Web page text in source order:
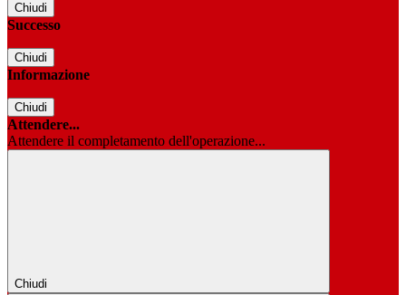
Chiudi
Successo
Chiudi
Informazione
Chiudi
Attendere...
Attendere il completamento dell'operazione...
Chiudi